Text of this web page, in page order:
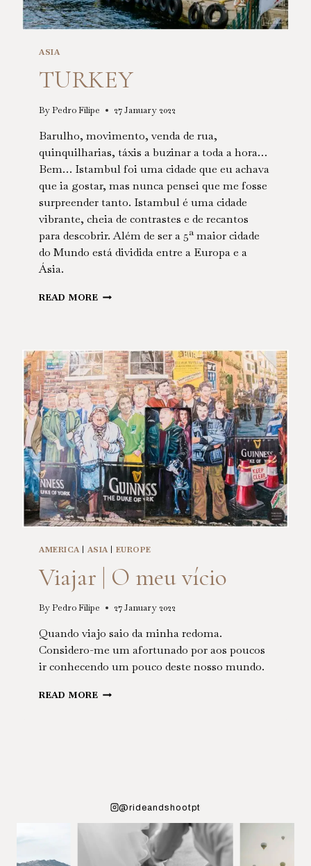
ASIA
TURKEY
ByPedro Filipe 27 January 2022
Barulho, movimento, venda de rua,
quinquilharias, táxis a buzinar a toda a hora…
Bem… Istambul foi uma cidade que eu achava
que ia gostar, mas nunca pensei que me fosse
surpreender tanto. Istambul é uma cidade
vibrante, cheia de contrastes e de recantos
para descobrir. Além de ser a 5ª maior cidade
do Mundo está dividida entre a Europa e a
Ásia.
READ MORE TURKEY
AMERICA| ASIA| EUROPE
Viajar | O meu vício
ByPedro Filipe 27 January 2022
Quando viajo saio da minha redoma.
Considero-me um afortunado por aos poucos
ir conhecendo um pouco deste nosso mundo.
READ MORE VIAJAR
@rideandshootpt